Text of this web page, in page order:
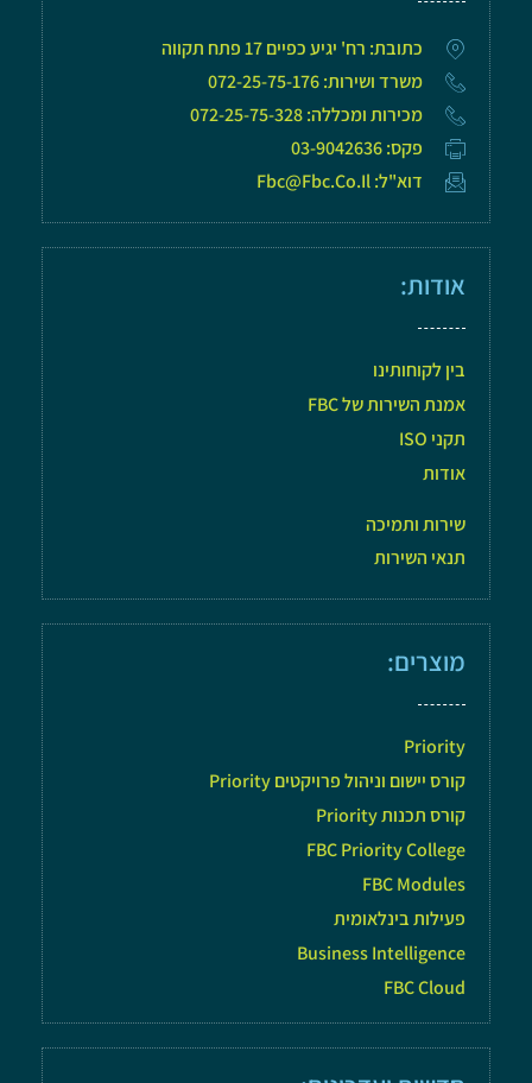
כתובת: רח' יגיע כפיים 17 פתח תקווה
משרד ושירות: 072-25-75-176
מכירות ומכללה: 072-25-75-328
פקס: 03-9042636
דוא"ל: Fbc@fbc.co.il
אודות:
בין לקוחותינו
אמנת השירות של FBC
תקני ISO
אודות
שירות ותמיכה
תנאי השירות
מוצרים:
Priority
קורס יישום וניהול פרויקטים Priority
קורס תכנות Priority
FBC Priority College
FBC Modules
פעילות בינלאומית
Business Intelligence
FBC Cloud